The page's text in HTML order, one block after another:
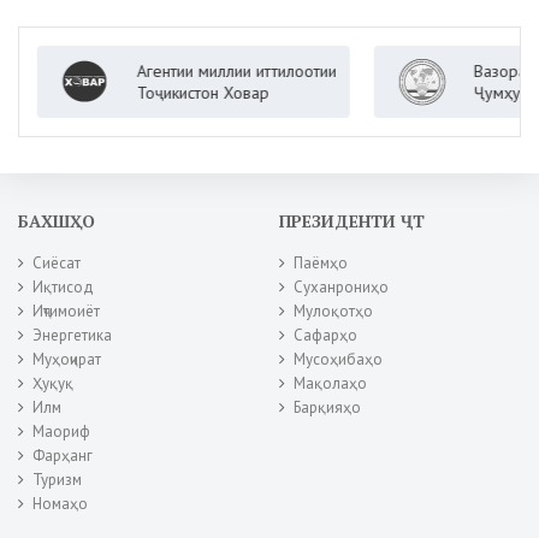
Агентии миллии иттилоотии
Тоҷикистон Ховар
Вазорати
Ҷумҳурии
БАХШҲО
Сиёсат
Иқтисод
Иҷтимоиёт
Энергетика
Муҳоҷират
Ҳуқуқ
Илм
Маориф
Фарҳанг
Туризм
Номаҳо
ПРЕЗИДЕНТИ ҶТ
Паёмҳо
Суханрониҳо
Мулоқотҳо
Сафарҳо
Мусоҳибаҳо
Мақолаҳо
Барқияҳо